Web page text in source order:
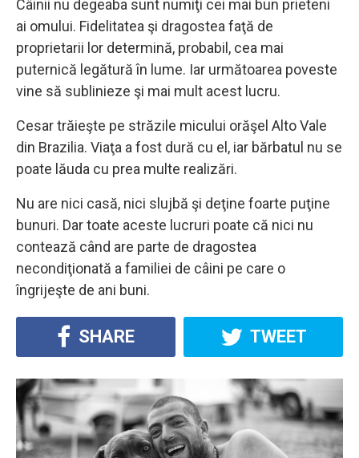
Câinii nu degeaba sunt numiţi cei mai bun prieteni
ai omului. Fidelitatea şi dragostea faţă de
proprietarii lor determină, probabil, cea mai
puternică legătură în lume. Iar următoarea poveste
vine să sublinieze şi mai mult acest lucru.
Cesar trăieşte pe străzile micului orăşel Alto Vale
din Brazilia. Viaţa a fost dură cu el, iar bărbatul nu se
poate lăuda cu prea multe realizări.
Nu are nici casă, nici slujbă şi deţine foarte puţine
bunuri. Dar toate aceste lucruri poate că nici nu
contează când are parte de dragostea
necondiţionată a familiei de câini pe care o
îngrijeşte de ani buni.
SHARE TWEET